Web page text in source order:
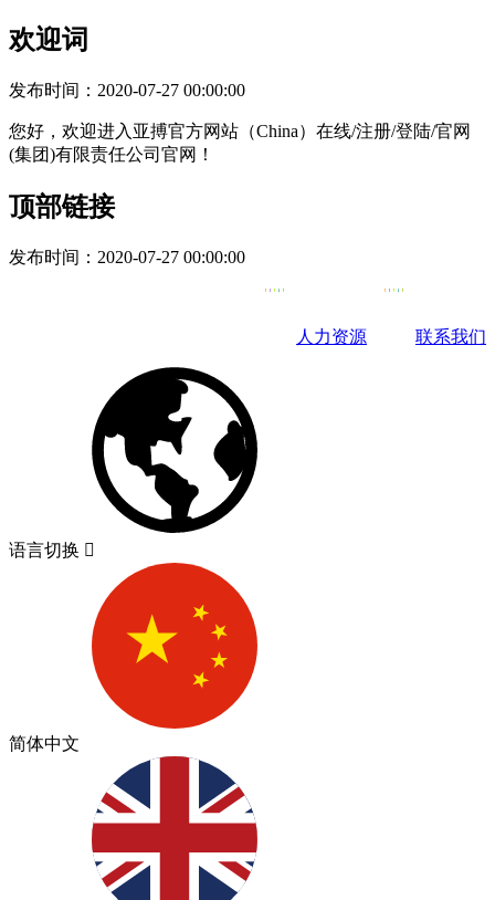
欢迎词
发布时间： 2020-07-27 00:00:00
您好，欢迎进入亚搏官方网站（China）在线/注册/登陆/官网
(集团)有限责任公司官网！
顶部链接
发布时间： 2020-07-27 00:00:00
人力资源 联系我们
语言切换 
简体中文